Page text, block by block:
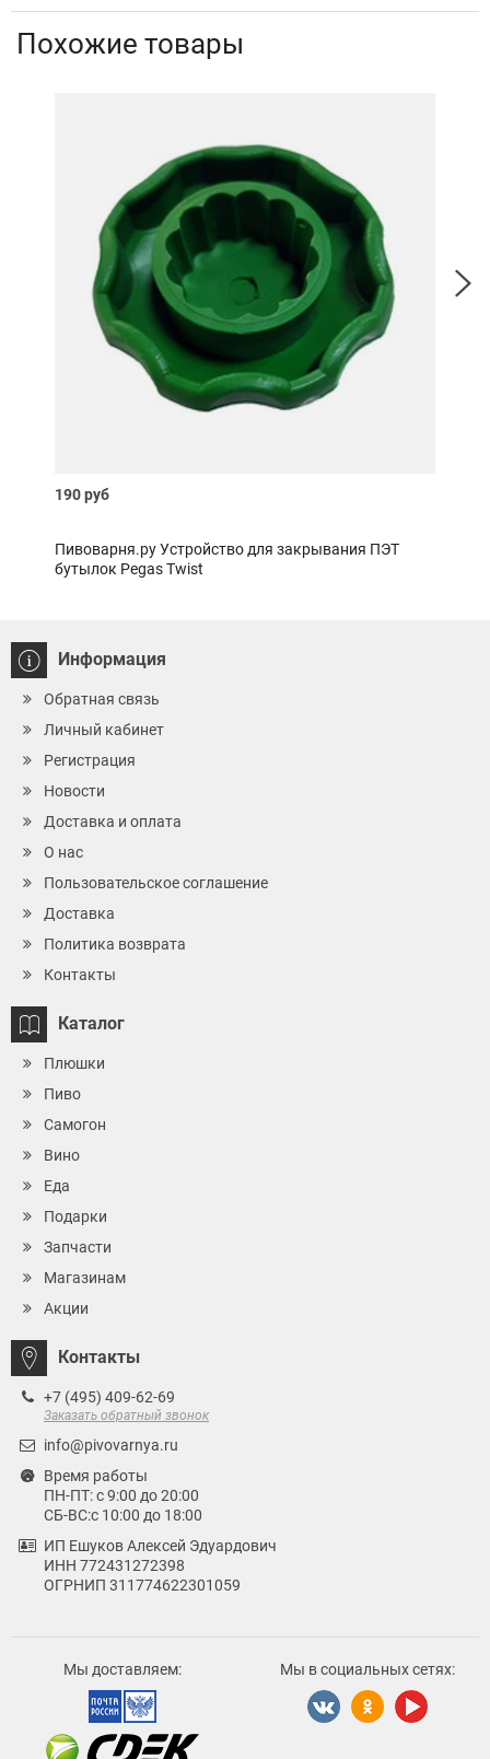
Похожие товары
190 руб
Пивоварня.ру Устройство для закрывания ПЭТ
бутылок Pegas Twist
Информация
Обратная связь
Личный кабинет
Регистрация
Новости
Доставка и оплата
О нас
Пользовательское соглашение
Доставка
Политика возврата
Контакты
Каталог
Плюшки
Пиво
Самогон
Вино
Еда
Подарки
Запчасти
Магазинам
Акции
Контакты
+7 (495) 409-62-69
Заказать обратный звонок
info@pivovarnya.ru
Время работы
ПН-ПТ: с 9:00 до 20:00
СБ-ВС:с 10:00 до 18:00
ИП Ешуков Алексей Эдуардович
ИНН 772431272398
ОГРНИП 311774622301059
Мы доставляем: Мы в социальных сетях: